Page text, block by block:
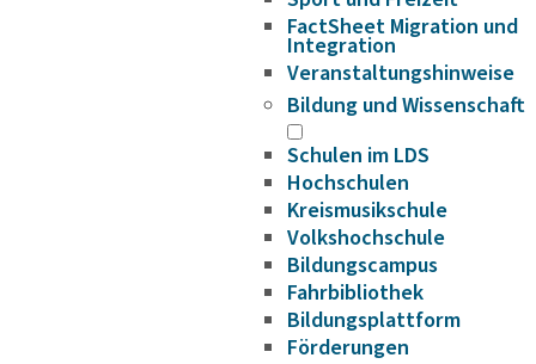
FactSheet Migration und
Integration
Veranstaltungshinweise
Bildung und Wissenschaft
Schulen im LDS
Hochschulen
Kreismusikschule
Volkshochschule
Bildungscampus
Fahrbibliothek
Bildungsplattform
Förderungen